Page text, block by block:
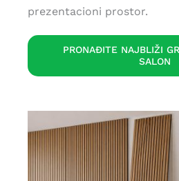
prezentacioni prostor.
PRONAĐITE NAJBLIŽI
SALON